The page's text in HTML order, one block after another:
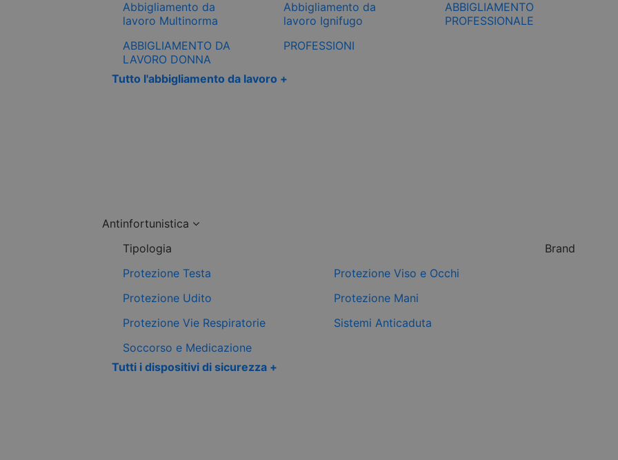
Abbigliamento da
lavoro Multinorma
Abbigliamento da
lavoro Ignifugo
ABBIGLIAMENTO
PROFESSIONALE
ABBIGLIAMENTO DA
LAVORO DONNA
PROFESSIONI
Tutto l'abbigliamento da lavoro +
Antinfortunistica
Tipologia
Protezione Testa
Protezione Viso e Occhi
Protezione Udito
Protezione Mani
Protezione Vie Respiratorie
Sistemi Anticaduta
Soccorso e Medicazione
Tutti i dispositivi di sicurezza +
Brand